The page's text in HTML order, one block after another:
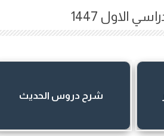
الاول 1447
شرح دروس الحديث